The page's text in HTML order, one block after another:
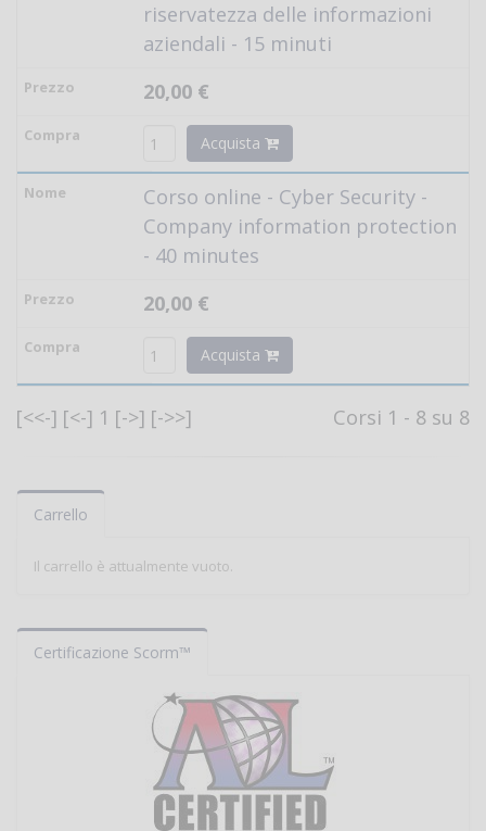
riservatezza delle informazioni
aziendali - 15 minuti
20,00 €
Acquista
Corso online - Cyber Security -
Company information protection
- 40 minutes
20,00 €
Acquista
[<<-] [<-] 1 [->] [->>] Corsi 1 - 8 su 8
Carrello
Il carrello è attualmente vuoto.
Certificazione Scorm™